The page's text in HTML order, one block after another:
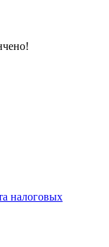
налоговых